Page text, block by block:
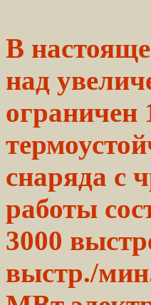
В
над
ограничен
снаряда с
работы
3000
выстр./